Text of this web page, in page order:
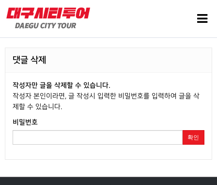
댓글 삭제
작성자만 글을 삭제할 수 있습니다.
작성자 본인이라면, 글 작성시 입력한 비밀번호를 입력하여 글을 삭
제할 수 있습니다.
비밀번호
확인